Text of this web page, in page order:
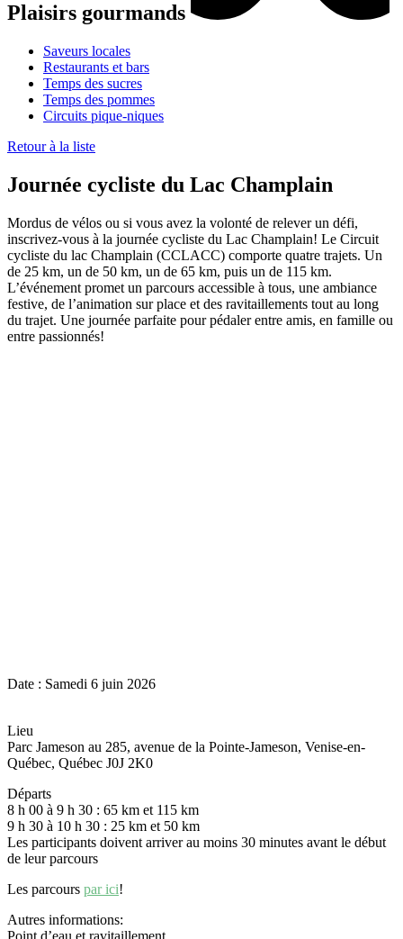
Plaisirs gourmands
Saveurs locales
Restaurants et bars
Temps des sucres
Temps des pommes
Circuits pique-niques
Retour à la liste
Journée cycliste du Lac Champlain
Mordus de vélos ou si vous avez la volonté de relever un défi,
inscrivez-vous à la journée cycliste du Lac Champlain! Le Circuit
cycliste du lac Champlain (CCLACC) comporte quatre trajets. Un
de 25 km, un de 50 km, un de 65 km, puis un de 115 km.
L’événement promet un parcours accessible à tous, une ambiance
festive, de l’animation sur place et des ravitaillements tout au long
du trajet. Une journée parfaite pour pédaler entre amis, en famille ou
entre passionnés!
Date : Samedi 6 juin 2026
Lieu
Parc Jameson au 285, avenue de la Pointe-Jameson, Venise-en-
Québec, Québec J0J 2K0
Départs
8 h 00 à 9 h 30 : 65 km et 115 km
9 h 30 à 10 h 30 : 25 km et 50 km
Les participants doivent arriver au moins 30 minutes avant le début
de leur parcours
Les parcours par ici!
Autres informations:
Point d’eau et ravitaillement.